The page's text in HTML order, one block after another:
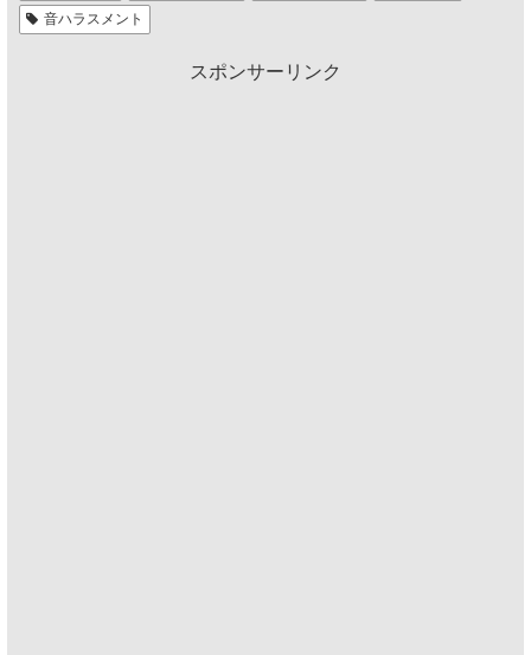
音ハラスメント
スポンサーリンク